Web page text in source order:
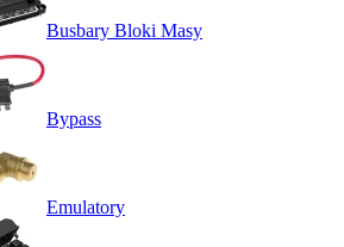
Busbary Bloki Masy
Bypass
Emulatory